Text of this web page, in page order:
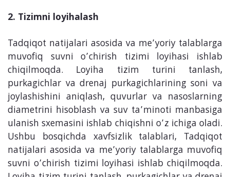
2. Tizimni loyihalash
Tadqiqot natijalari asosida va me’yoriy talablarga
muvofiq suvni o’chirish tizimi loyihasi ishlab
chiqilmoqda. Loyiha tizim turini tanlash,
purkagichlar va drenaj purkagichlarining soni va
joylashishini aniqlash, quvurlar va nasoslarning
diametrini hisoblash va suv ta’minoti manbasiga
ulanish sxemasini ishlab chiqishni o’z ichiga oladi.
Ushbu bosqichda xavfsizlik talablari, Tadqiqot
natijalari asosida va me’yoriy talablarga muvofiq
suvni o’chirish tizimi loyihasi ishlab chiqilmoqda.